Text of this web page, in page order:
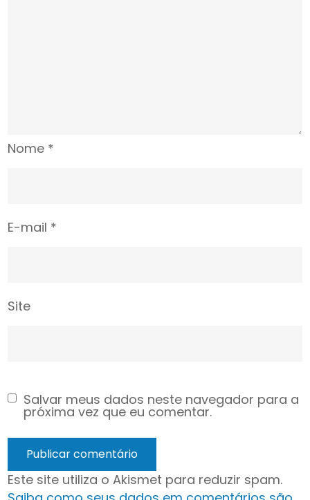
Nome *
E-mail *
Site
Salvar meus dados neste navegador para a
próxima vez que eu comentar.
Este site utiliza o Akismet para reduzir spam.